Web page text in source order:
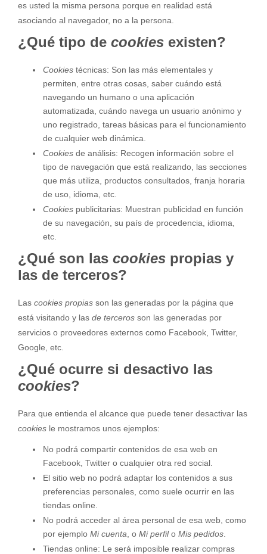
es usted la misma persona porque en realidad está
asociando al navegador, no a la persona.
¿Qué tipo de cookies existen?
Cookies técnicas: Son las más elementales y
permiten, entre otras cosas, saber cuándo está
navegando un humano o una aplicación
automatizada, cuándo navega un usuario anónimo y
uno registrado, tareas básicas para el funcionamiento
de cualquier web dinámica.
Cookies de análisis: Recogen información sobre el
tipo de navegación que está realizando, las secciones
que más utiliza, productos consultados, franja horaria
de uso, idioma, etc.
Cookies publicitarias: Muestran publicidad en función
de su navegación, su país de procedencia, idioma,
etc.
¿Qué son las cookies propias y
las de terceros?
Las cookies propias son las generadas por la página que
está visitando y las de terceros son las generadas por
servicios o proveedores externos como Facebook, Twitter,
Google, etc.
¿Qué ocurre si desactivo las
cookies?
Para que entienda el alcance que puede tener desactivar las
cookies le mostramos unos ejemplos:
No podrá compartir contenidos de esa web en
Facebook, Twitter o cualquier otra red social.
El sitio web no podrá adaptar los contenidos a sus
preferencias personales, como suele ocurrir en las
tiendas online.
No podrá acceder al área personal de esa web, como
por ejemplo Mi cuenta , o Mi perfilo Mis pedidos
Tiendas online: Le será imposible realizar compras